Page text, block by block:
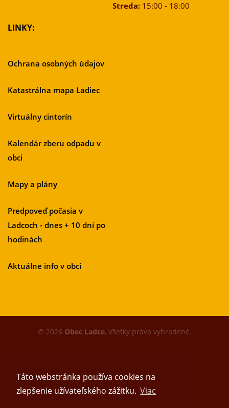
Táto webstránka používa cookies na
zlepšenie užívateľského zážitku. Viac
Streda:15:00 - 18:00
LINKY:
Ochrana osobných údajov
Katastrálna mapa Ladiec
Virtuálny cintorín
Kalendár zberu odpadu v
obci
Mapy a plány
Predpoveď počasia v
Ladcoch - dnes + 10 dní po
hodinách
Aktuálne info v obci
© 2026 Obec Ladce, Všetky práva vyhradené.